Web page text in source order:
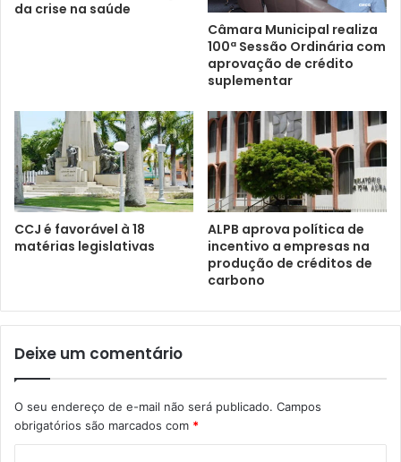
da crise na saúde
Câmara Municipal realiza
100ª Sessão Ordinária com
aprovação de crédito
suplementar
CCJ é favorável à 18
matérias legislativas
ALPB aprova política de
incentivo a empresas na
produção de créditos de
carbono
Deixe um comentário
O seu endereço de e-mail não será publicado. Campos
obrigatórios são marcados com *